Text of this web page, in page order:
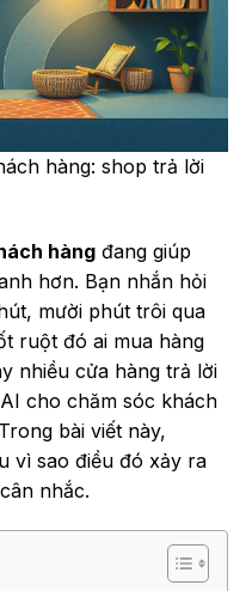
hàng: shop trả lời
hàng đang giúp
hơn. Bạn nhắn hỏi
mười phút trôi qua
ruột đó ai mua hàng
nhiều cửa hàng trả lời
cho chăm sóc khách
bài viết này,
vì sao điều đó xảy ra
nhắc.